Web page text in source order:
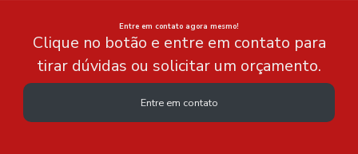
Entre em contato agora mesmo!
Clique no botão e entre em contato para
tirar dúvidas ou solicitar um orçamento.
Entre em contato